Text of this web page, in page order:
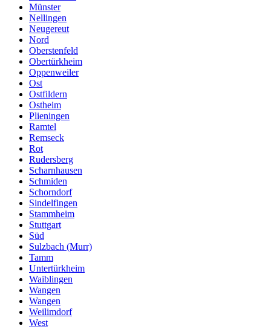
Münster
Nellingen
Neugereut
Nord
Oberstenfeld
Obertürkheim
Oppenweiler
Ost
Ostfildern
Ostheim
Plieningen
Ramtel
Remseck
Rot
Rudersberg
Scharnhausen
Schmiden
Schorndorf
Sindelfingen
Stammheim
Stuttgart
Süd
Sulzbach (Murr)
Tamm
Untertürkheim
Waiblingen
Wangen
Wangen
Weilimdorf
West